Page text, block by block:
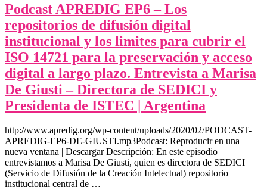
Podcast APREDIG EP6 – Los
repositorios de difusión digital
institucional y los limites para cubrir el
ISO 14721 para la preservación y acceso
digital a largo plazo. Entrevista a Marisa
De Giusti – Directora de SEDICI y
Presidenta de ISTEC | Argentina
http://www.apredig.org/wp-content/uploads/2020/02/PODCAST-
APREDIG-EP6-DE-GIUSTI.mp3Podcast: Reproducir en una
nueva ventana | Descargar Descripción: En este episodio
entrevistamos a Marisa De Giusti, quien es directora de SEDICI
(Servicio de Difusión de la Creación Intelectual) repositorio
institucional central de …